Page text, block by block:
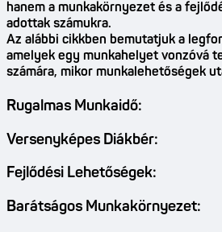
hanem a munkakörnyezet és a
adottak számukra.
Az alábbi cikkben bemutatjuk a
amelyek egy munkahelyet vonzóvá
számára, mikor munkalehetőségek
Rugalmas Munkaidő:
Versenyképes Diákbér:
Fejlődési Lehetőségek:
Barátságos Munkakörnyezet: